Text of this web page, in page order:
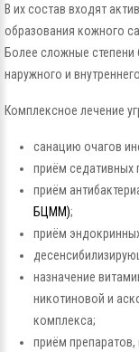
В их состав входят
образования кожного
Более сложные степени
наружного и
Комплексное лечение
санацию очагов
приём седативных
приём
БЦММ);
приём
назначение
никотиновой и
комплекса;
приём